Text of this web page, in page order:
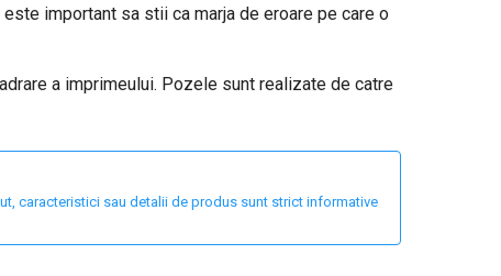
important sa stii ca marja de eroare pe care o
a imprimeului. Pozele sunt realizate de catre
caracteristici sau detalii de produs sunt strict informative